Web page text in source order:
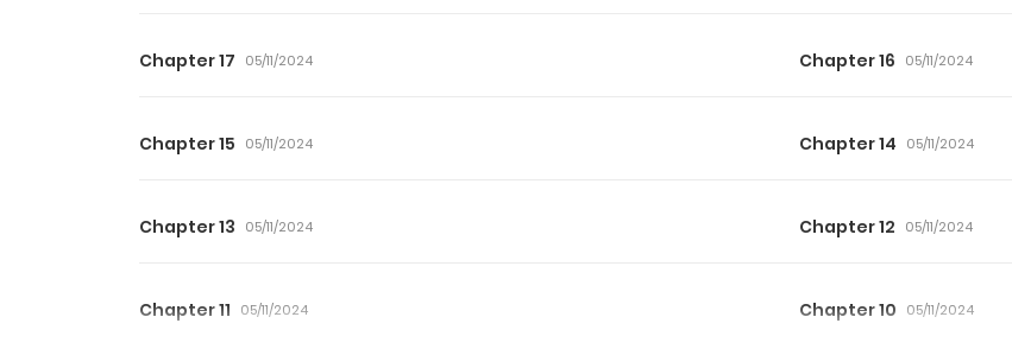
Chapter 17 05/11/2024 Chapter 16 05/11/2024
Chapter 15 05/11/2024 Chapter 14 05/11/2024
Chapter 13 05/11/2024 Chapter 12 05/11/2024
Chapter 11 05/11/2024 Chapter 10 05/11/2024